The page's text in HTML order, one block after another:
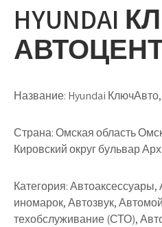
HYUNDAI
Название: Hyundai
Страна:Омская область
Кировский округ бульвар
Категория:Автоаксессуары,
иномарок, Автозвук,
техобслуживание (СТО),